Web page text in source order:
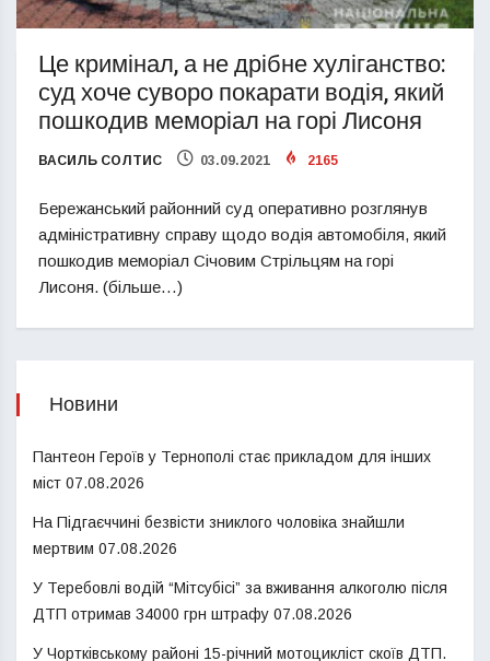
Це кримінал, а не дрібне хуліганство:
суд хоче суворо покарати водія, який
пошкодив меморіал на горі Лисоня
ВАСИЛЬ СОЛТИС 03.09.2021 2165
Бережанський районний суд оперативно розглянув
адміністративну справу щодо водія автомобіля, який
пошкодив меморіал Січовим Стрільцям на горі
Лисоня. (більше…)
Новини
Пантеон Героїв у Тернополі стає прикладом для інших
міст 07.08.2026
На Підгаєччині безвісти зниклого чоловіка знайшли
мертвим 07.08.2026
У Теребовлі водій “Мітсубісі” за вживання алкоголю після
ДТП отримав 34000 грн штрафу 07.08.2026
У Чортківському районі 15-річний мотоцикліст скоїв ДТП.